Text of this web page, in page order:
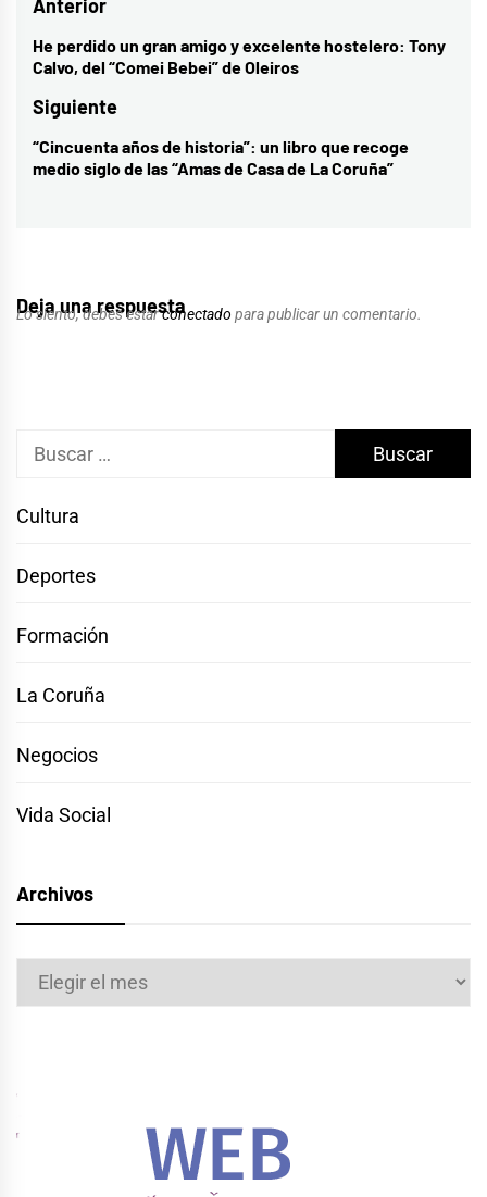
Navegación
de
Anterior
Entrada
anterior:
He perdido un gran amigo y excelente hostelero: Tony
Calvo, del “Comei Bebei” de Oleiros
Siguiente
Entrada
siguiente:
“Cincuenta años de historia”: un libro que recoge
medio siglo de las “Amas de Casa de La Coruña”
Deja una respuesta
Lo siento, debes estarconectado para publicar un comentario.
Buscar:
Cultura
Deportes
Formación
La Coruña
Negocios
Vida Social
Archivos
Archivos